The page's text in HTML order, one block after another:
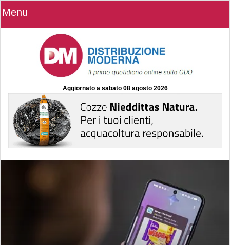
Menu
Aggiornato a sabato 08 agosto 2026